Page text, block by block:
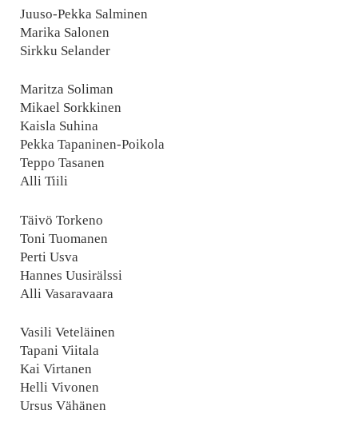
Juuso-Pekka Salminen
Marika Salonen
Sirkku Selander
Maritza Soliman
Mikael Sorkkinen
Kaisla Suhina
Pekka Tapaninen-Poikola
Teppo Tasanen
Alli Tiili
Täivö Torkeno
Toni Tuomanen
Perti Usva
Hannes Uusirälssi
Alli Vasaravaara
Vasili Veteläinen
Tapani Viitala
Kai Virtanen
Helli Vivonen
Ursus Vähänen